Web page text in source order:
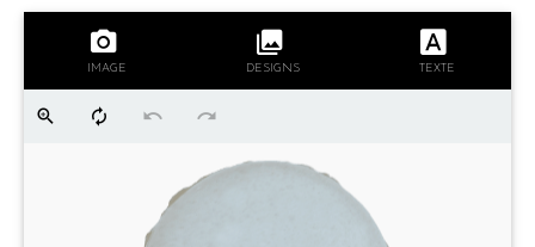
IMAGE DESIGNS TEXTE